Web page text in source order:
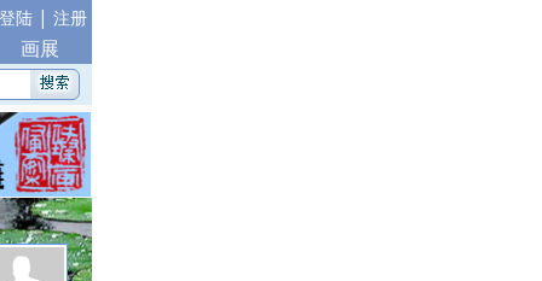
登陆 | 注册
画展